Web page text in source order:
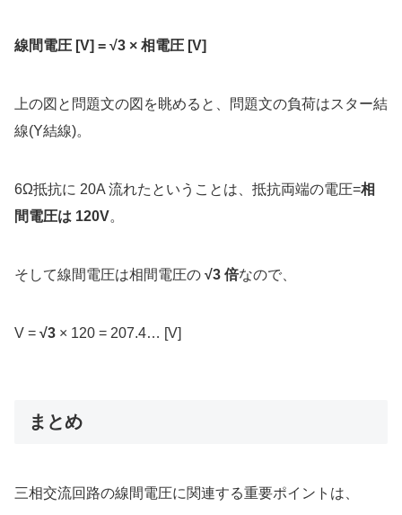
線間電圧 [V] = √3 × 相電圧 [V]
上の図と問題文の図を眺めると、問題文の負荷はスター結
線(Y結線)。
6Ω抵抗に 20A 流れたということは、抵抗両端の電圧=相
間電圧は 120V。
そして線間電圧は相間電圧の √3 倍なので、
V = √3 × 120 = 207.4… [V]
まとめ
三相交流回路の線間電圧に関連する重要ポイントは、